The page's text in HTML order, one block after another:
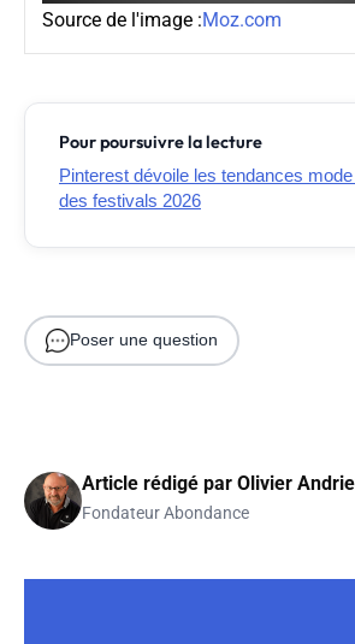
Source de l'image :Moz.com
Pour poursuivre la lecture
Pinterest dévoile les tendances
des festivals 2026
Poser une question
Article rédigé par Olivier
Fondateur Abondance